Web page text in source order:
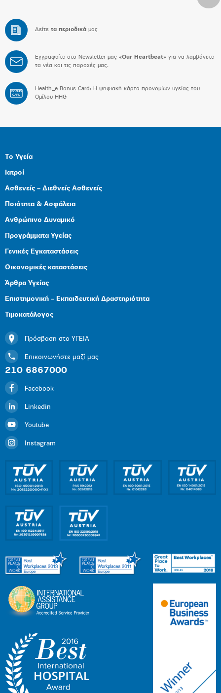
Δείτε τα περιοδικά μας
Εγγραφείτε στο Newsletter μας «Our Heartbeat» για να λαμβάνετε
τα νέα και τις παροχές μας.
BONUS
CARD
Health_e Bonus Card: H ψηφιακή κάρτα προνομίων υγείας του
Ομίλου HHG
Το Υγεία
Ιατροί
Ασθενείς – Διεθνείς Ασθενείς
Ποιότητα & Ασφάλεια
Ανθρώπινο Δυναμικό
Προγράμματα Υγείας
Γενικές Εγκαταστάσεις
Οικονομικές καταστάσεις
Άρθρα Υγείας
Επιστημονική – Εκπαιδευτική Δραστηριότητα
Τιμοκατάλογος
Πρόσβαση στο ΥΓΕΙΑ
Επικοινωνήστε μαζί μας
210 6867000
Facebook
Linkedin
Youtube
Instagram